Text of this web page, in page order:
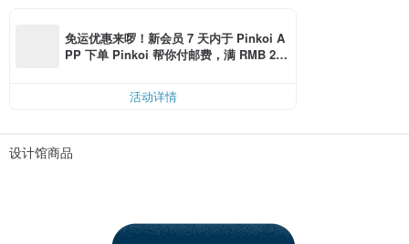
免运优惠来啰！新会员 7 天内于 Pinkoi A
PP 下单 Pinkoi 帮你付邮费，满 RMB 25
活动详情
设计馆商品